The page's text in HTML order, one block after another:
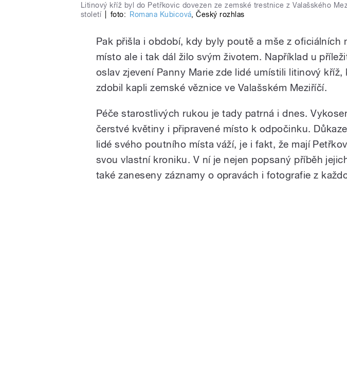
Litinový kříž byl do Petřkovic dovezen ze zemské trestnice z Valašského
století
foto: Romana Kubicová,Český rozhlas
Pak přišla i období, kdy byly poutě a mše z oficiálních
místo ale i tak dál žilo svým životem. Například u
oslav zjevení Panny Marie zde lidé umístili litinový kříž,
zdobil kapli zemské věznice ve Valašském Meziříčí.
Péče starostlivých rukou je tady patrná i dnes.
čerstvé květiny i připravené místo k odpočinku.
lidé svého poutního místa váží, je i fakt, že mají
svou vlastní kroniku. V ní je nejen popsaný příběh
také zaneseny záznamy o opravách i fotografie z